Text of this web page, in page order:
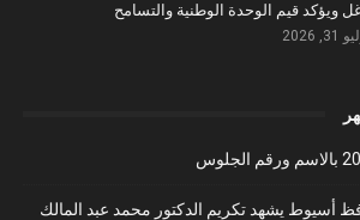
ويؤكد قيم الوحدة الوطنية والتسامح
2026
أسيوط يشهد تكريم الدكتور محمد عبد المالك